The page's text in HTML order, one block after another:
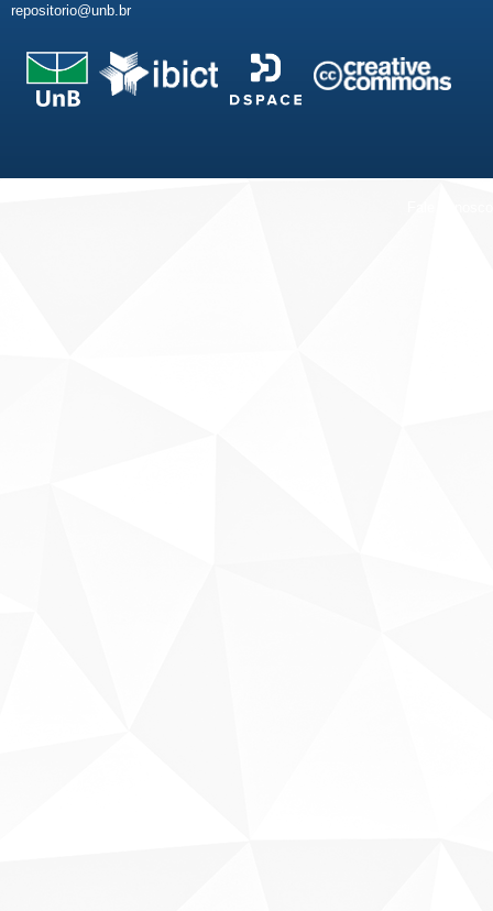
repositorio@unb.br